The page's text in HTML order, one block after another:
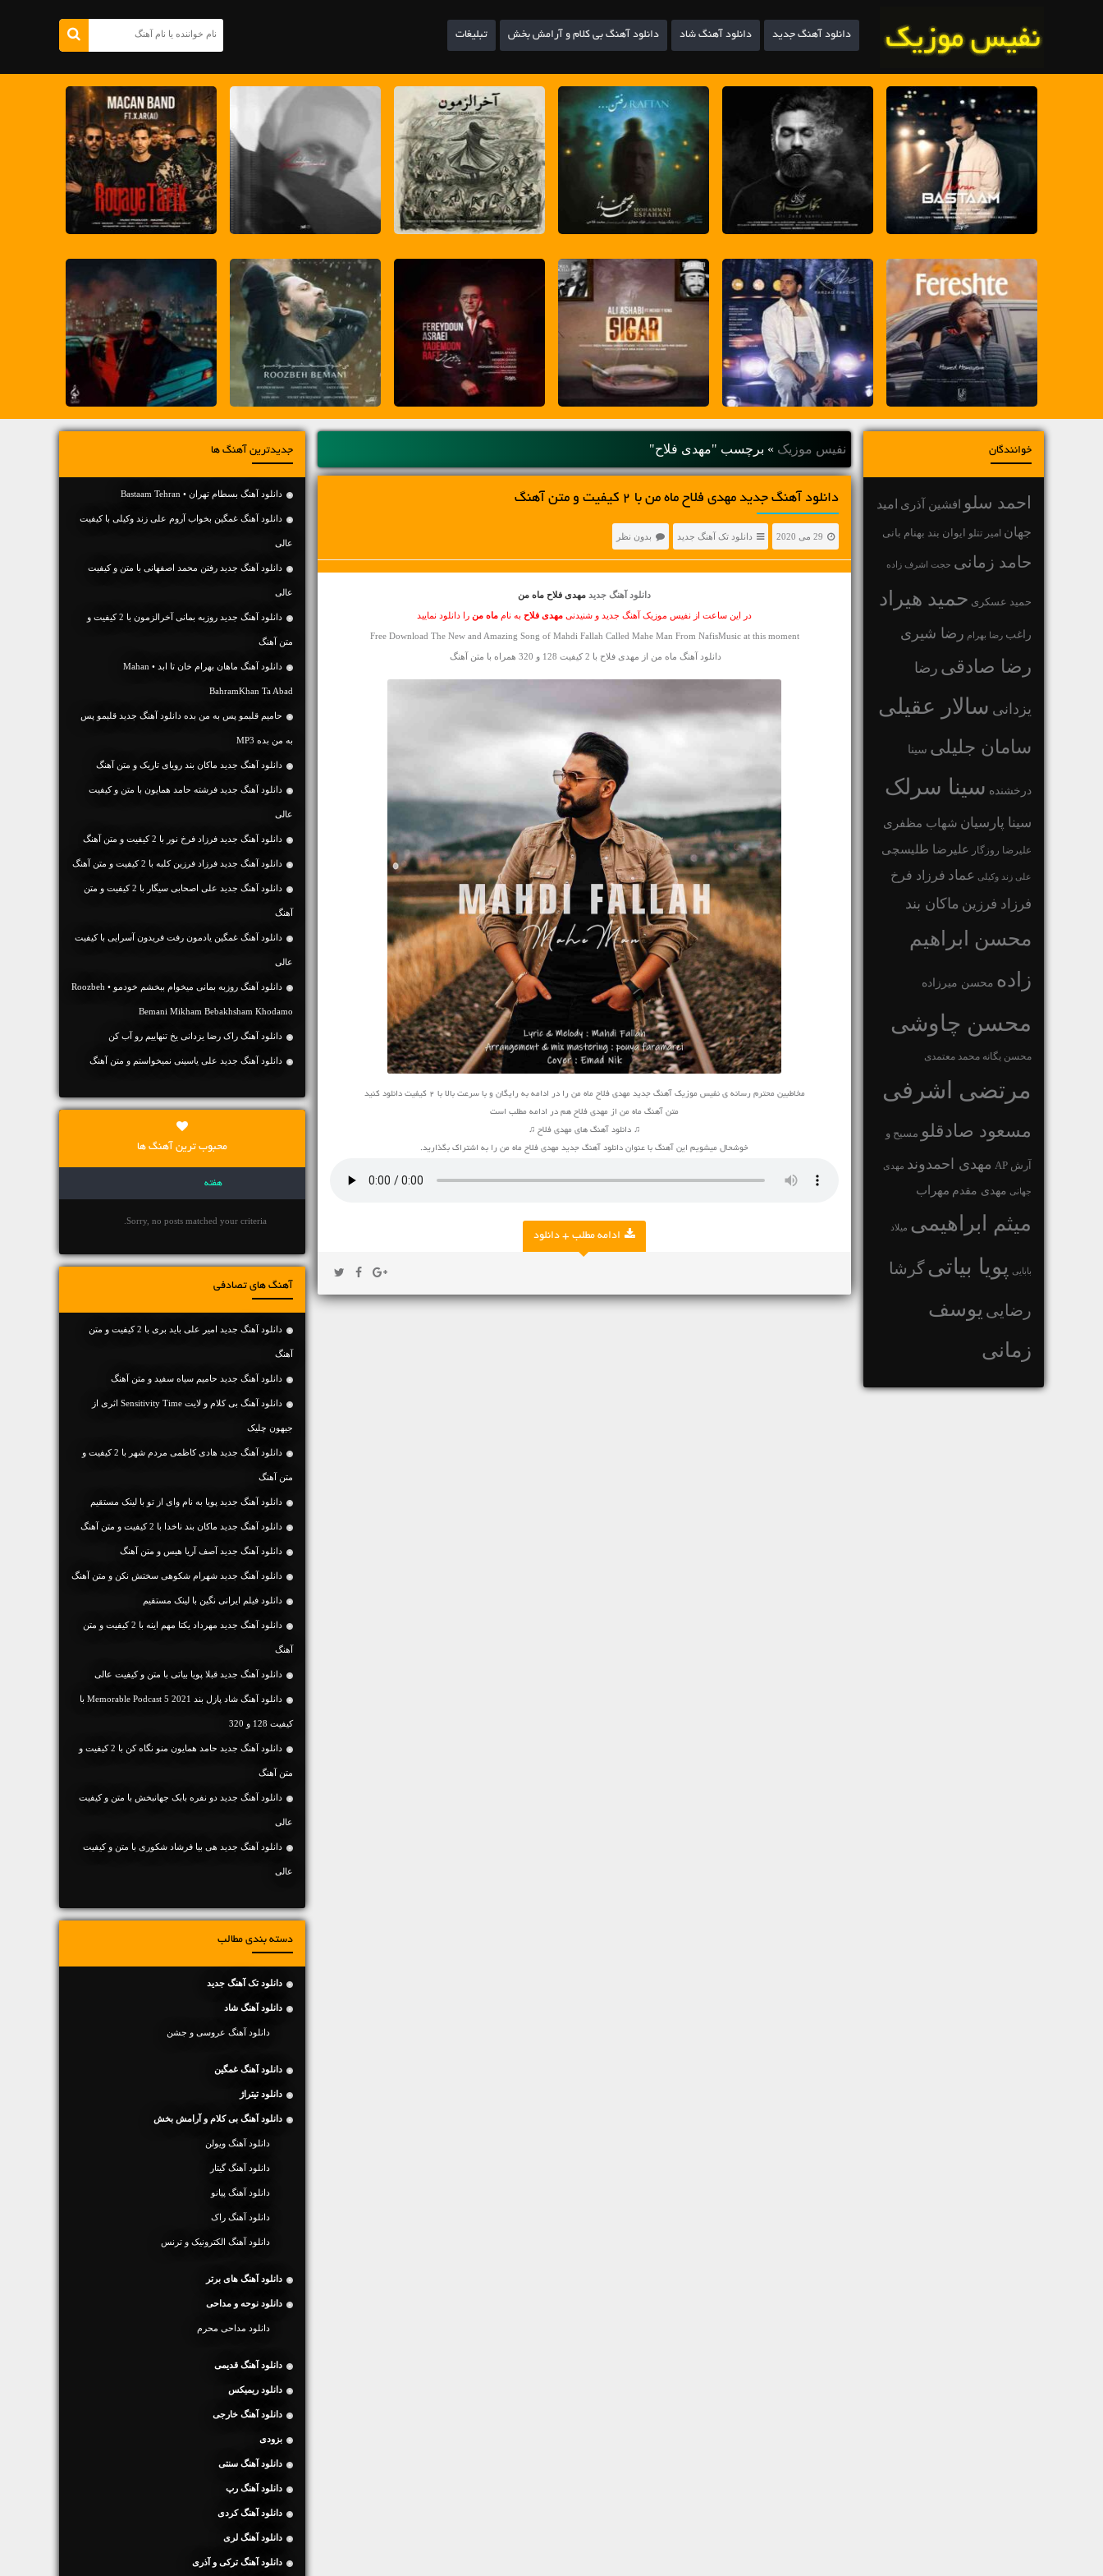
دانلود آهنگ جدید دانلود آهنگ شاد دانلود آهنگ بی کلام و آرامش بخش تبلیغات
خوانندگان
احمد سلو افشین آذری امید
جهان امیر تتلو ایوان بند بهنام بانی
حامد زمانی حجت اشرف زاده
حمید عسکری حمید هیراد
راغب رضا بهرام رضا شیری
رضا صادقی رضا
یزدانی سالار عقیلی
سامان جلیلی سینا
درخشنده سینا سرلک
سینا پارسیان شهاب مظفری
علیرضا روزگار علیرضا طلیسچی
علی زند وکیلی عماد فرزاد فرخ
فرزاد فرزین ماکان بند
محسن ابراهیم
زاده محسن میرزاده
محسن چاوشی
محسن یگانه محمد معتمدی
مرتضی اشرفی
مسعود صادقلو مسیح و
آرش AP مهدی احمدوند مهدی
جهانی مهدی مقدم مهراب
میثم ابراهیمی میلاد
بابایی پویا بیاتیگرشا
رضایی یوسف
زمانی
نفیس موزیک » برچسب "مهدی فلاح"
دانلود آهنگ جديد مهدی فلاح ماه من با 2 کیفیت و متن آهنگ
29 می 2020 دانلود تک آهنگ جدید بدون نظر
دانلود آهنگ جدید مهدی فلاح ماه من
در این ساعت از نفیس موزیک آهنگ جدید و شنیدنی مهدی فلاح به نام ماه من را دانلود نمایید
Free Download The New and Amazing Song of Mahdi Fallah Called Mahe Man From NafisMusic at this moment
دانلود آهنگ ماه من از مهدی فلاح با 2 کیفیت 128 و 320 همراه با متن آهنگ
مخاطبین محترم رسانه ی نفیس موزیک آهنگ جدید مهدی فلاح ماه من را در ادامه به رایگان و با سرعت بالا با 2 کیفیت دانلود کنید
متن آهنگ ماه من از مهدی فلاح هم در ادامه مطلب است
♫ دانلود آهنگ های مهدی فلاح ♫
خوشحال میشویم این آهنگ با عنوان دانلود آهنگ جدید مهدی فلاح ماه من را به اشتراک بگذارید.
ادامه مطلب + دانلود
جدیدترین آهنگ ها
دانلود آهنگ بسطام تهران • Bastaam Tehran
دانلود آهنگ غمگین بخواب آروم علی زند وکیلی با کیفیت
عالی
دانلود آهنگ جديد رفتن محمد اصفهانی با متن و کیفیت
عالی
دانلود آهنگ جديد روزبه بمانی آخرالزمون با 2 کیفیت و
متن آهنگ
دانلود آهنگ ماهان بهرام خان تا ابد • Mahan
BahramKhan Ta Abad
حامیم قلبمو پس به من بده دانلود آهنگ جدید قلبمو پس
به من بده MP3
دانلود آهنگ جديد ماکان بند رویای تاریک و متن آهنگ
دانلود آهنگ جديد فرشته حامد همایون با متن و کیفیت
عالی
دانلود آهنگ جديد فرزاد فرخ نور با 2 کیفیت و متن آهنگ
دانلود آهنگ جديد فرزاد فرزین کلبه با 2 کیفیت و متن آهنگ
دانلود آهنگ جديد علی اصحابی سیگار با 2 کیفیت و متن
آهنگ
دانلود آهنگ غمگین یادمون رفت فریدون آسرایی با کیفیت
عالی
دانلود آهنگ روزبه بمانی میخوام ببخشم خودمو • Roozbeh
Bemani Mikham Bebakhsham Khodamo
دانلود آهنگ راک رضا یزدانی یخ تنهاییم رو آب کن
دانلود آهنگ جديد علی یاسینی نمیخواستم و متن آهنگ
محبوب ترین آهنگ ها
هفته
Sorry, no posts matched your criteria.
آهنگ های تصادفی
دانلود آهنگ جديد امیر علی باید بری با 2 کیفیت و متن
آهنگ
دانلود آهنگ جديد حامیم سیاه سفید و متن آهنگ
دانلود آهنگ بی کلام و لایت Sensitivity Time اثری از
جیهون چلیک
دانلود آهنگ جديد هادی کاظمی مردم شهر با 2 کیفیت و
متن آهنگ
دانلود آهنگ جديد پویا به نام وای از تو با لینک مستقیم
دانلود آهنگ جديد ماکان بند ناخدا با 2 کیفیت و متن آهنگ
دانلود آهنگ جديد آصف آریا هیس و متن آهنگ
دانلود آهنگ جديد شهرام شکوهی سختش نکن و متن آهنگ
دانلود فیلم ایرانی نگین با لینک مستقیم
دانلود آهنگ جديد مهرداد یکتا مهم اینه با 2 کیفیت و متن
آهنگ
دانلود آهنگ جديد قبلا پویا بیاتی با متن و کیفیت عالی
دانلود آهنگ شاد پازل بند Memorable Podcast 5 2021 با
کیفیت 128 و 320
دانلود آهنگ جديد حامد همایون منو نگاه کن با 2 کیفیت و
متن آهنگ
دانلود آهنگ جديد دو نفره بابک جهانبخش با متن و کیفیت
عالی
دانلود آهنگ جديد هی بیا فرشاد شکوری با متن و کیفیت
عالی
دسته بندی مطالب
دانلود تک آهنگ جدید
دانلود آهنگ شاد
دانلود آهنگ عروسی و جشن
دانلود آهنگ غمگین
دانلود تیتراژ
دانلود آهنگ بی کلام و آرامش بخش
دانلود آهنگ ویولن
دانلود آهنگ گیتار
دانلود آهنگ پیانو
دانلود آهنگ راک
دانلود آهنگ الکترونیک و ترنس
دانلود آهنگ های برتر
دانلود نوحه و مداحی
دانلود مداحی محرم
دانلود آهنگ قدیمی
دانلود ریمیکس
دانلود آهنگ خارجی
بزودی
دانلود آهنگ سنتی
دانلود آهنگ رپ
دانلود آهنگ کردی
دانلود آهنگ لری
دانلود آهنگ ترکی و آذری